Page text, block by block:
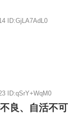
ID:GjLA7AdL0
ID:qSrY+WqM0
良、自活不可